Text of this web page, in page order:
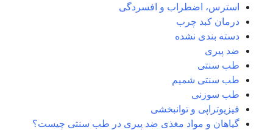
استرس، اضطراب و افسردگی
درمان کبد چرب
دسته بندی نشده
ضد پیری
طب سنتی
طب سنتی شمیم
طب سوزنی
فیزیوتراپی و توانبخشی
گیاهان و مواد مغذی ضد پیری در طب سنتی چیست؟